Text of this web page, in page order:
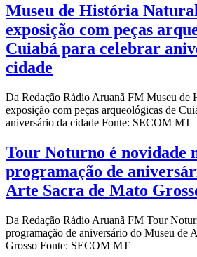
Museu de História
exposição com peças
Cuiabá para celebrar
cidade
Da Redação Rádio Aruanã FM Museu de
exposição com peças arqueológicas de
aniversário da cidade Fonte: SECOM MT
Tour Noturno é novidade
programação de
Arte Sacra de Mato
Da Redação Rádio Aruanã FM Tour
programação de aniversário do Museu de
Grosso Fonte: SECOM MT